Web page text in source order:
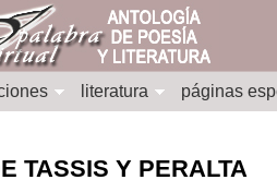
literatura páginas
TASSIS Y PERALTA